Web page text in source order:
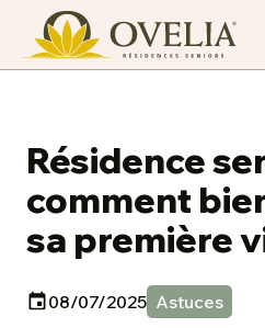
Résidence
comment
sa première
08/07/2025 Astuces